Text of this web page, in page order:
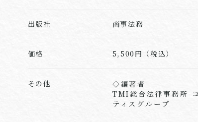
出版社 商事法務
価格 5,500円（税込）
その他
◇編著者
TMI総合法律事務所
ティスグループ